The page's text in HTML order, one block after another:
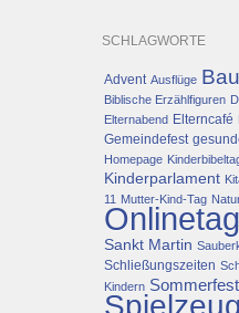
SCHLAGWORTE
Advent Ausflüge
Biblische Erzählfiguren
Elternabend Elterncafé
Gemeindefest
Homepage
Kinderparlament
11 Mutter-Kind-Tag
Sankt Martin
Schließungszeiten
Kindern Sommerfest